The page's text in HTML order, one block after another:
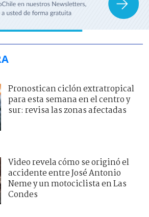
Pronostican ciclón extratropical
para esta semana en el centro y
sur: revisa las zonas afectadas
Video revela cómo se originó el
accidente entre José Antonio
Neme y un motociclista en Las
Condes